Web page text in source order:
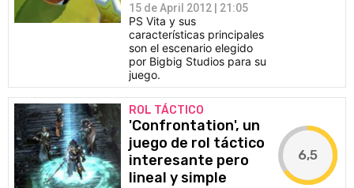
15 de April 2012 | 21:05
PS Vita y sus
características principales
son el escenario elegido
por Bigbig Studios para su
juego.
ROL TÁCTICO
'Confrontation', un
juego de rol táctico
interesante pero
lineal y simple
6,5